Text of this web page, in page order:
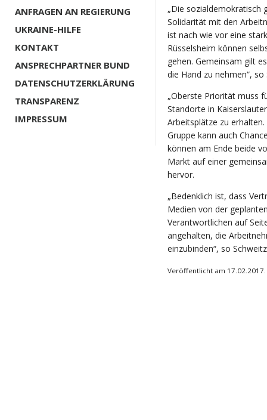
ANFRAGEN AN REGIERUNG
UKRAINE-HILFE
KONTAKT
ANSPRECHPARTNER BUND
DATENSCHUTZERKLÄRUNG
TRANSPARENZ
IMPRESSUM
„Die sozialdemokratisch
Solidarität mit den
ist nach wie vor eine
Rüsselsheim können
gehen. Gemeinsam gilt
die Hand zu nehmen“, so
„Oberste Priorität muss
Standorte in
Arbeitsplätze zu
Gruppe kann auch
können am Ende beide
Markt auf einer
hervor.
„Bedenklich ist, dass
Medien von der
Verantwortlichen auf
angehalten, die
einzubinden“, so
Veröffentlicht am 17.02.2017.